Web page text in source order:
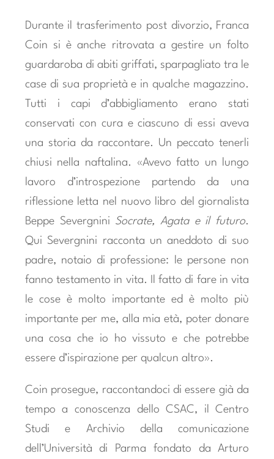
Durante il trasferimento post divorzio, Franca
Coin si è anche ritrovata a gestire un folto
guardaroba di abiti griffati, sparpagliato tra le
case di sua proprietà e in qualche magazzino.
Tutti i capi d’abbigliamento erano stati
conservati con cura e ciascuno di essi aveva
una storia da raccontare. Un peccato tenerli
chiusi nella naftalina. «Avevo fatto un lungo
lavoro d’introspezione partendo da una
riflessione letta nel nuovo libro del giornalista
Beppe Severgnini Socrate, Agata e il futuro.
Qui Severgnini racconta un aneddoto di suo
padre, notaio di professione: le persone non
fanno testamento in vita. Il fatto di fare in vita
le cose è molto importante ed è molto più
importante per me, alla mia età, poter donare
una cosa che io ho vissuto e che potrebbe
essere d’ispirazione per qualcun altro».
Coin prosegue, raccontandoci di essere già da
tempo a conoscenza dello CSAC, il Centro
Studi e Archivio della comunicazione
dell’Università di Parma fondato da Arturo